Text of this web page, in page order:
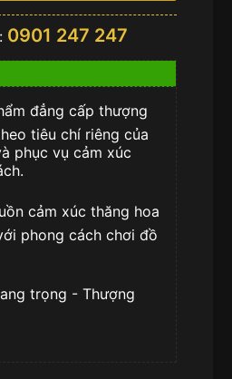
0901 247 247
đẳng cấp thượng
tiêu chí riêng của
phục vụ cảm xúc
cảm xúc thăng hoa
phong cách chơi đồ
trọng - Thượng